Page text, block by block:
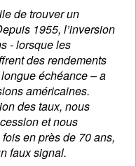
de trouver un
1955, l’inversion
- lorsque les
des rendements
échéance – a
américaines.
des taux, nous
et nous
en près de 70 ans,
faux signal.